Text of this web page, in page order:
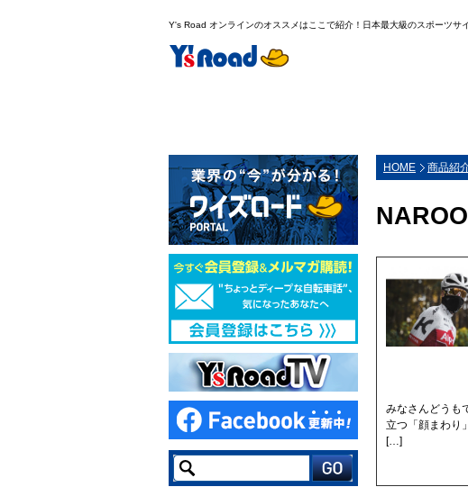
Y's Road オンラインのオススメはここで紹介！日本最大級のスポーツサ
HOME 商品紹
みなさんどうも
立つ「顔まわり
[…]